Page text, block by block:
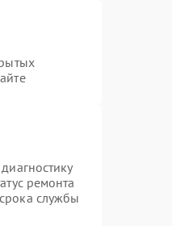
ремонта
службы